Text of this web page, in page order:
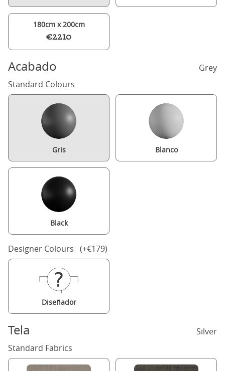
180cm x 200cm
€2210
Acabado
Grey
Standard Colours
Gris Blanco
Black
Designer Colours (+€179)
Diseñador
Tela
Silver
Standard Fabrics